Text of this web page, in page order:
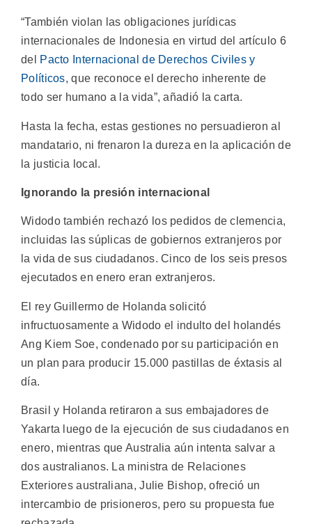
“También violan las obligaciones jurídicas
internacionales de Indonesia en virtud del artículo 6
del
Pacto Internacional de Derechos Civiles y
Políticos, que reconoce el derecho inherente de
todo ser humano a la vida”, añadió la carta.
Hasta la fecha, estas gestiones no persuadieron al
mandatario, ni frenaron la dureza en la aplicación de
la justicia local.
Ignorando la presión internacional
Widodo también rechazó los pedidos de clemencia,
incluidas las súplicas de gobiernos extranjeros por
la vida de sus ciudadanos. Cinco de los seis presos
ejecutados en enero eran extranjeros.
El rey Guillermo de Holanda solicitó
infructuosamente a Widodo el indulto del holandés
Ang Kiem Soe, condenado por su participación en
un plan para producir 15.000 pastillas de éxtasis al
día.
Brasil y Holanda retiraron a sus embajadores de
Yakarta luego de la ejecución de sus ciudadanos en
enero, mientras que Australia aún intenta salvar a
dos australianos. La ministra de Relaciones
Exteriores australiana, Julie Bishop, ofreció un
intercambio de prisioneros, pero su propuesta fue